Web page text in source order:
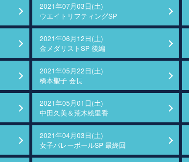
2021年07月03日(土)
ウエイトリフティングSP
2021年06月12日(土)
金メダリストSP 後編
2021年05月22日(土)
橋本聖子 会長
2021年05月01日(土)
中田久美＆荒木絵里香
2021年04月03日(土)
女子バレーボールSP 最終回